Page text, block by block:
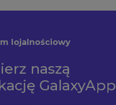
lojalnościowy
naszą
GalaxyApp